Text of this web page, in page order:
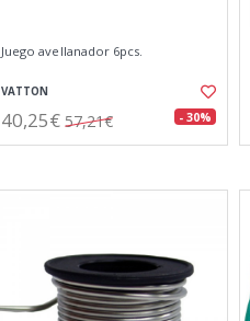
Juego avellanador 6pcs.
VATTON
40,25€ 57,21€ - 30%